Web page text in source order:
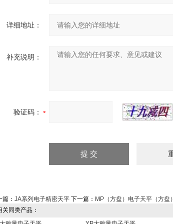
详细地址：
补充说明：
验证码：
篇： JA系列电子精密天平 下一篇： MP（方盘）电子天平（方盘）
同类产品：